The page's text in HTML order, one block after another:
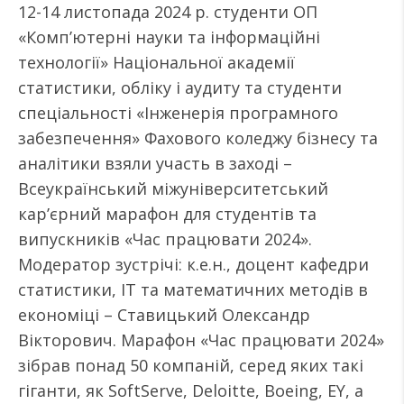
12-14 листопада 2024 р. студенти ОП
«Комп’ютерні науки та інформаційні
технології» Національної академії
статистики, обліку і аудиту та студенти
спеціальності «Інженерія програмного
забезпечення» Фахового коледжу бізнесу та
аналітики взяли участь в заході –
Всеукраїнський міжуніверситетський
кар’єрний марафон для студентів та
випускників «Час працювати 2024».
Модератор зустрічі: к.е.н., доцент кафедри
статистики, ІТ та математичних методів в
економіці – Ставицький Олександр
Вікторович. Марафон «Час працювати 2024»
зібрав понад 50 компаній, серед яких такі
гіганти, як SoftServe, Deloitte, Boeing, EY, а